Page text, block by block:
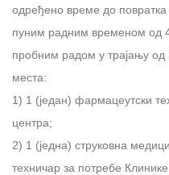
одређено време до повратка
пуним радним временом од
пробним радом у трајању
места:
1) 1 (један) фармацеутски
центра;
2) 1 (једна) струковна
техничар за потребе Клинике